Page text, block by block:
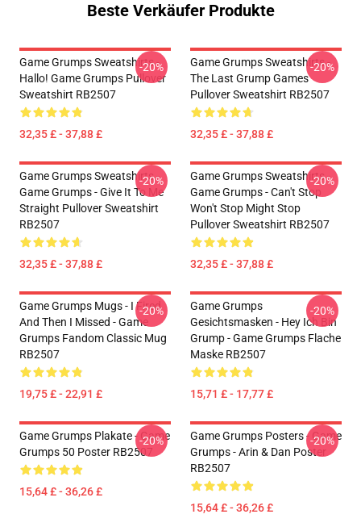
Beste Verkäufer Produkte
Game Grumps Sweatshirts -
Hallo! Game Grumps Pullover
Sweatshirt RB2507
32,35 £ - 37,88 £
-20%
Game Grumps Sweatshirts -
The Last Grump Games
Pullover Sweatshirt RB2507
32,35 £ - 37,88 £
-20%
Game Grumps Sweatshirts -
Game Grumps - Give It To Me
Straight Pullover Sweatshirt
RB2507
32,35 £ - 37,88 £
-20%
Game Grumps Sweatshirts -
Game Grumps - Can't Stop
Won't Stop Might Stop
Pullover Sweatshirt RB2507
32,35 £ - 37,88 £
-20%
Game Grumps Mugs - I Fired
And Then I Missed - Game
Grumps Fandom Classic Mug
RB2507
19,75 £ - 22,91 £
-20%
Game Grumps
Gesichtsmasken - Hey Ich Bin
Grump - Game Grumps Flache
Maske RB2507
15,71 £ - 17,77 £
-20%
Game Grumps Plakate - Game
Grumps 50 Poster RB2507
15,64 £ - 36,26 £
-20%
Game Grumps Posters - Game
Grumps - Arin & Dan Poster
RB2507
15,64 £ - 36,26 £
-20%